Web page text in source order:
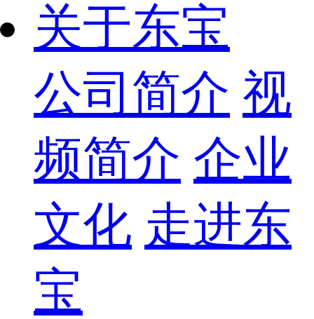
关于东宝
公司简介 视
频简介 企业
文化 走进东
宝